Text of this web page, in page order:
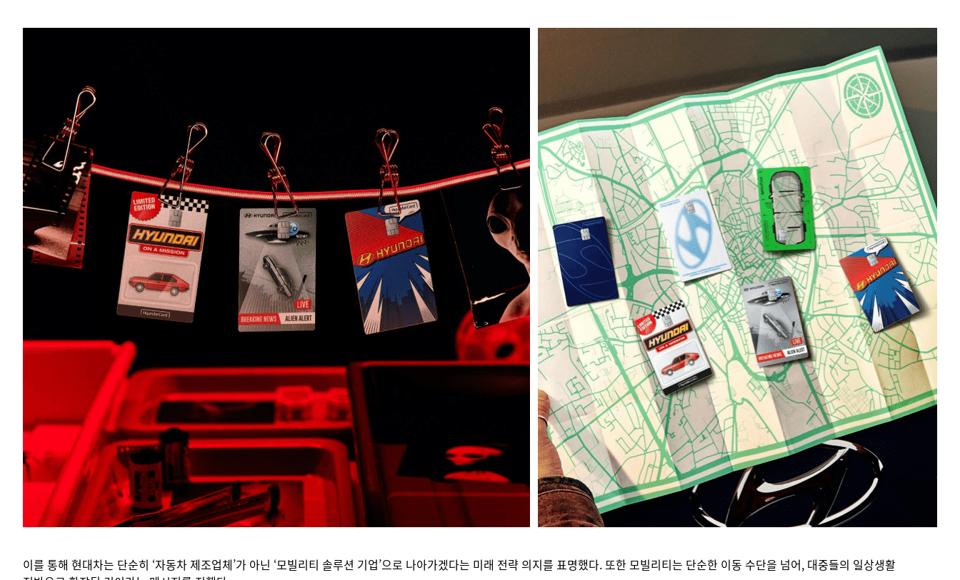
이를 통해 현대차는 단순히 ‘자동차 제조업체’가 아닌 ‘모빌리티 솔루션 기업’으로 나아가겠다는 미래 전략 의지를 표명했다. 또한 모빌리티는 단순한 이동 수단을 넘어, 대중들의 일상생활